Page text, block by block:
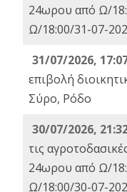
24ωρου από Ω/
Ω/18:00/31-07-
31/07/2026,
επιβολή
Σύρο, Ρόδο
30/07/2026,
τις
24ωρου από Ω/
Ω/18:00/30-07-